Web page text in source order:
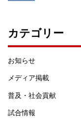
カテゴリー
お知らせ
メディア掲載
普及・社会貢献
試合情報